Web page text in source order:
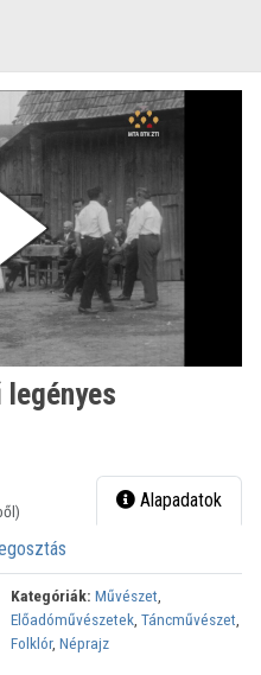
legényes
Alapadatok
Kategóriák: Művészet,
Előadóművészetek, Táncművészet,
Folklór, Néprajz